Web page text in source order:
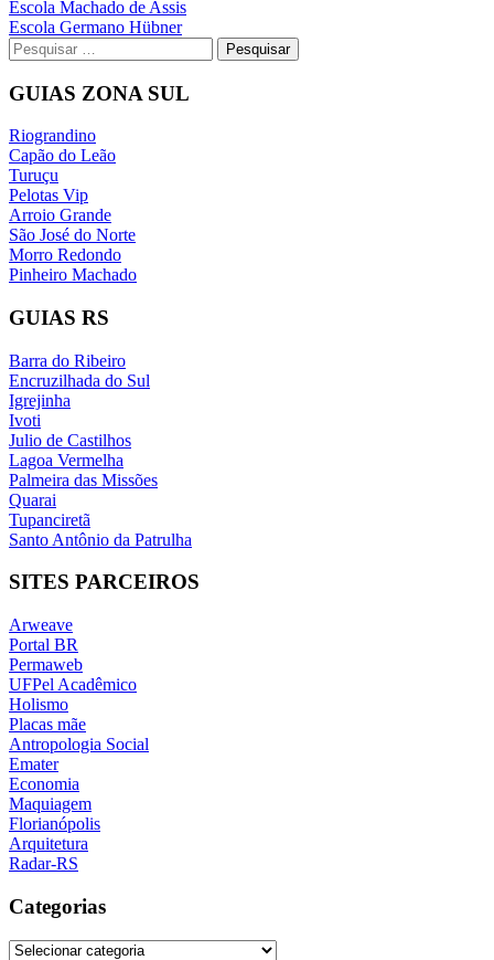
Navegação
de
Post
Escola Machado de Assis
Escola Germano Hübner
Pesquisar
por:
GUIAS ZONA SUL
Riograndino
Capão do Leão
Turuçu
Pelotas Vip
Arroio Grande
São José do Norte
Morro Redondo
Pinheiro Machado
GUIAS RS
Barra do Ribeiro
Encruzilhada do Sul
Igrejinha
Ivoti
Julio de Castilhos
Lagoa Vermelha
Palmeira das Missões
Quarai
Tupanciretã
Santo Antônio da Patrulha
SITES PARCEIROS
Arweave
Portal BR
Permaweb
UFPel Acadêmico
Holismo
Placas mãe
Antropologia Social
Emater
Economia
Maquiagem
Florianópolis
Arquitetura
Radar-RS
Categorias